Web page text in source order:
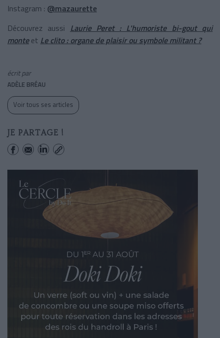
Instagram : @mazaurette
Découvrez aussi Laurie Peret : L'humoriste bi-gout qui
monte et Le clito : organe de plaisir ou symbole militant ?
écrit par
ADÈLE BRÉAU
Voir tous ses articles
JE PARTAGE !